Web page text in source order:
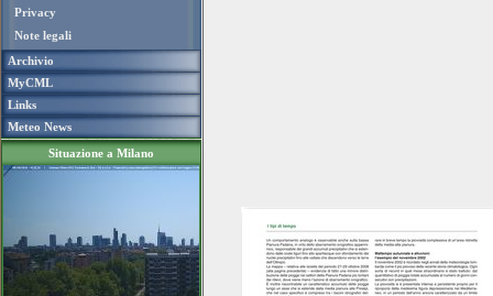
Privacy
Note legali
Archivio
MyCML
Links
Meteo News
Situazione a Milano